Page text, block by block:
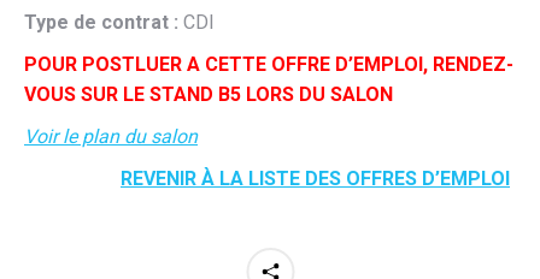
Type de contrat : CDI
POUR POSTLUER A CETTE OFFRE D’EMPLOI, RENDEZ-
VOUS SUR LE STAND B5 LORS DU SALON
Voir le plan du salon
REVENIR À LA LISTE DES OFFRES D’EMPLOI